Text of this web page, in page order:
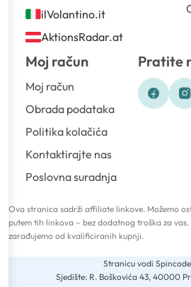
ilVolantino.it
AktionsRadar.at
Moj račun
Moj račun
Obrada podataka
Politika kolačića
Kontaktirajte nas
Poslovna suradnja
Pratite
Ova stranica sadrži affiliate linkove. Možemo
putem tih linkova – bez dodatnog troška za
zarađujemo od kvalificiranih kupnji.
Stranicu vodi
Sjedište: R. Boškovića 43, 40000